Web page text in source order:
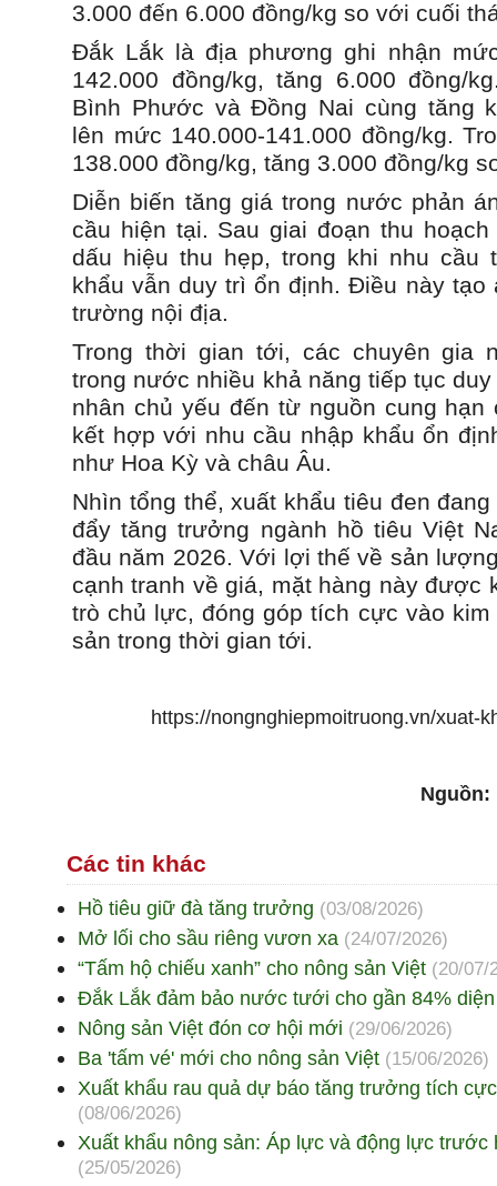
3.000 đến 6.000 đồng/kg so với cuối
Đắk Lắk là địa phương ghi nhận
142.000 đồng/kg, tăng 6.000 đồng/
Bình Phước và Đồng Nai cùng tăng
lên mức 140.000-141.000 đồng/kg.
138.000 đồng/kg, tăng 3.000 đồng/kg
Diễn biến tăng giá trong nước phản
cầu hiện tại. Sau giai đoạn thu
dấu hiệu thu hẹp, trong khi nhu cầu
khẩu vẫn duy trì ổn định. Điều này tạo
trường nội địa.
Trong thời gian tới, các chuyên gia
trong nước nhiều khả năng tiếp tục
nhân chủ yếu đến từ nguồn cung hạn
kết hợp với nhu cầu nhập khẩu ổn
như Hoa Kỳ và châu Âu.
Nhìn tổng thể, xuất khẩu tiêu đen
đẩy tăng trưởng ngành hồ tiêu Việt
đầu năm 2026. Với lợi thế về sản
cạnh tranh về giá, mặt hàng này được
trò chủ lực, đóng góp tích cực vào
sản trong thời gian tới.
https://nongnghiepmoitruong.vn/xuat-
Các tin khác
Hồ tiêu giữ đà tăng trưởng (03/08/2026)
Mở lối cho sầu riêng vươn xa (24/07/2026)
“Tấm hộ chiếu xanh” cho nông sản Việt (20/07/
Đắk Lắk đảm bảo nước tưới cho gần 84%
Nông sản Việt đón cơ hội mới (29/06/2026)
Ba 'tấm vé' mới cho nông sản Việt (15/06/2026)
Xuất khẩu rau quả dự báo tăng trưởng tích
(08/06/2026)
Xuất khẩu nông sản: Áp lực và động lực trước
(25/05/2026)